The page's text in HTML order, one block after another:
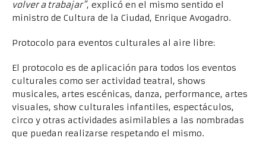
volver a trabajar”, explicó en el mismo sentido el
ministro de Cultura de la Ciudad, Enrique Avogadro.
Protocolo para eventos culturales al aire libre:
El protocolo es de aplicación para todos los eventos
culturales como ser actividad teatral, shows
musicales, artes escénicas, danza, performance, artes
visuales, show culturales infantiles, espectáculos,
circo y otras actividades asimilables a las nombradas
que puedan realizarse respetando el mismo.